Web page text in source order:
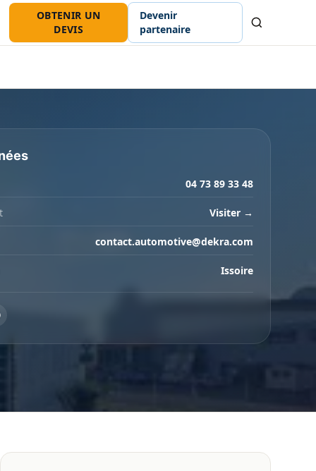
OBTENIR UN
DEVIS
Devenir
partenaire
04 73 89 33 48
Visiter →
contact.automotive@dekra.com
Issoire